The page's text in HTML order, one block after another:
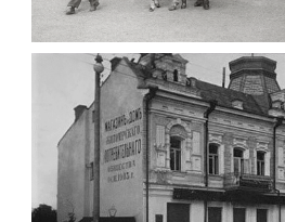
ПАВІЛЬЙОН МОРОЗИВА
1960)